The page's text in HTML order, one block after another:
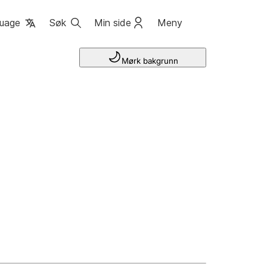
Søk Min side Meny
Mørk bakgrunn